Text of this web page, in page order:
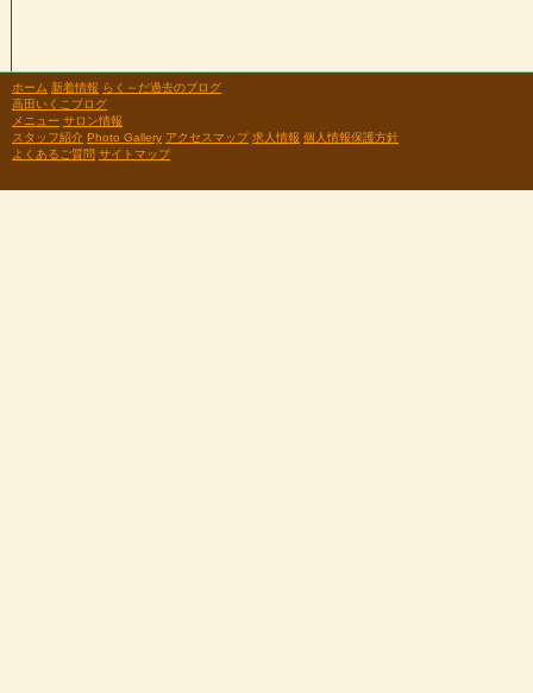
ホーム 新着情報 らく～だ過去のブログ
高田いくこブログ
メニュー サロン情報
スタッフ紹介 Photo Gallery アクセスマップ 求人情報 個人情報保護方針
よくあるご質問 サイトマップ